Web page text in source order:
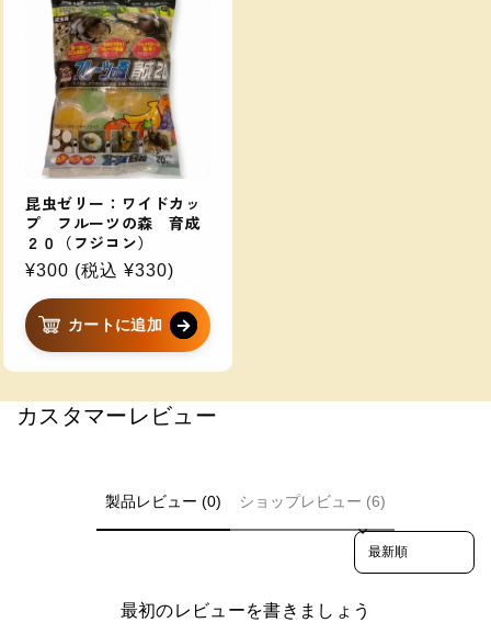
昆虫ゼリー：ワイドカッ
プ フルーツの森 育成
２０（フジコン）
通
常
価
格
¥300 (税込 通
常
価
格
¥330)
カートに追加
カスタマーレビュー
製品レビュー (0) ショップレビュー (6)
Sort reviews by
最初のレビューを書きましょう